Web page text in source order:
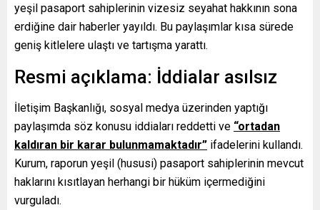
yeşil pasaport sahiplerinin vizesiz seyahat hakkının sona
erdiğine dair haberler yayıldı. Bu paylaşımlar kısa sürede
geniş kitlelere ulaştı ve tartışma yarattı.
Resmi açıklama: İddialar asılsız
İletişim Başkanlığı, sosyal medya üzerinden yaptığı
paylaşımda söz konusu iddiaları reddetti ve “ortadan
kaldıran bir karar bulunmamaktadır” ifadelerini kullandı.
Kurum, raporun yeşil (hususi) pasaport sahiplerinin mevcut
haklarını kısıtlayan herhangi bir hüküm içermediğini
vurguladı.